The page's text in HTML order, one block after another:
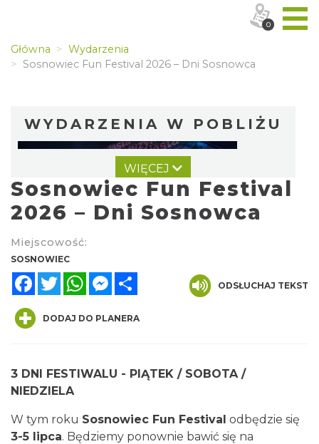
Główna
Wydarzenia
Sosnowiec Fun Festival 2026 – Dni Sosnowca
WYDARZENIA W POBLIŻU
OFF Festival 2026
Katowice
2026-08-07
8.82 km
Poland Bachaturo Festiwal
Katowice
WIĘCEJ
Sosnowiec Fun Festival
2026 – Dni Sosnowca
Miejscowość:
SOSNOWIEC
FacebookTwitterWhatsAppMessenger
ODSŁUCHAJ TEKST
DODAJ DO PLANERA
3 DNI FESTIWALU - PIĄTEK / SOBOTA /
NIEDZIELA
W tym roku Sosnowiec Fun Festival odbędzie się
3-5 lipca. Będziemy ponownie bawić się na
0